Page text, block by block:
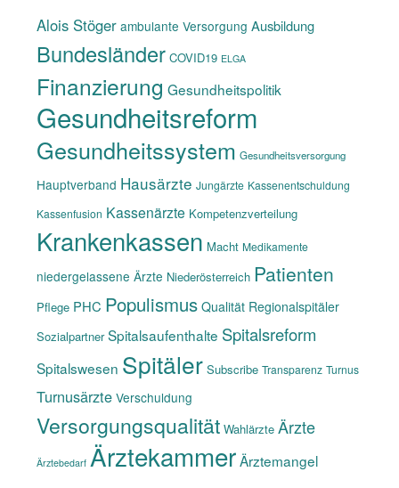
Alois Stöger ambulante Versorgung Ausbildung
Bundesländer COVID19 ELGA
Finanzierung Gesundheitspolitik
Gesundheitsreform
Gesundheitssystem Gesundheitsversorgung
Hauptverband Hausärzte Jungärzte Kassenentschuldung
Kassenfusion Kassenärzte Kompetenzverteilung
Krankenkassen Macht Medikamente
niedergelassene Ärzte Niederösterreich Patienten
Pflege PHC Populismus Qualität Regionalspitäler
Sozialpartner Spitalsaufenthalte Spitalsreform
Spitalswesen Spitäler Subscribe Transparenz Turnus
Turnusärzte Verschuldung
Versorgungsqualität Wahlärzte Ärzte
Ärztebedarf ÄrztekammerÄrztemangel